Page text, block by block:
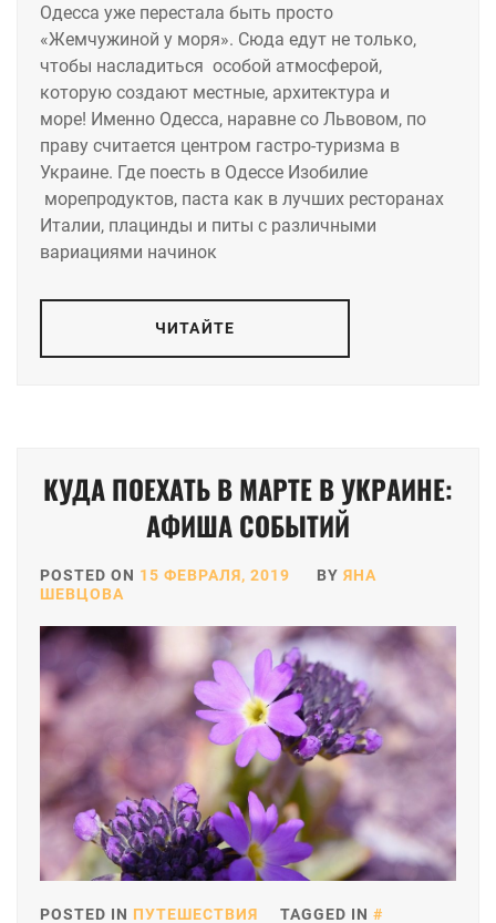
Одесса уже перестала быть просто
«Жемчужиной у моря». Сюда едут не только,
чтобы насладиться особой атмосферой,
которую создают местные, архитектура и
море! Именно Одесса, наравне со Львовом, по
праву считается центром гастро-туризма в
Украине. Где поесть в Одессе Изобилие
морепродуктов, паста как в лучших ресторанах
Италии, плацинды и питы с различными
вариациями начинок
ЧИТАЙТЕ
КУДА ПОЕХАТЬ В МАРТЕ В УКРАИНЕ:
АФИША СОБЫТИЙ
POSTED ON 15 ФЕВРАЛЯ, 2019 BY ЯНА
ШЕВЦОВА
POSTED IN ПУТЕШЕСТВИЯ
TAGGED IN